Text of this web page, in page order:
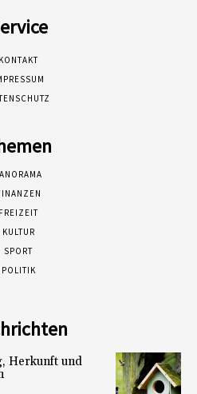
KONTAKT
FREIZEIT
KULTUR
SPORT
POLITIK
Herkunft und